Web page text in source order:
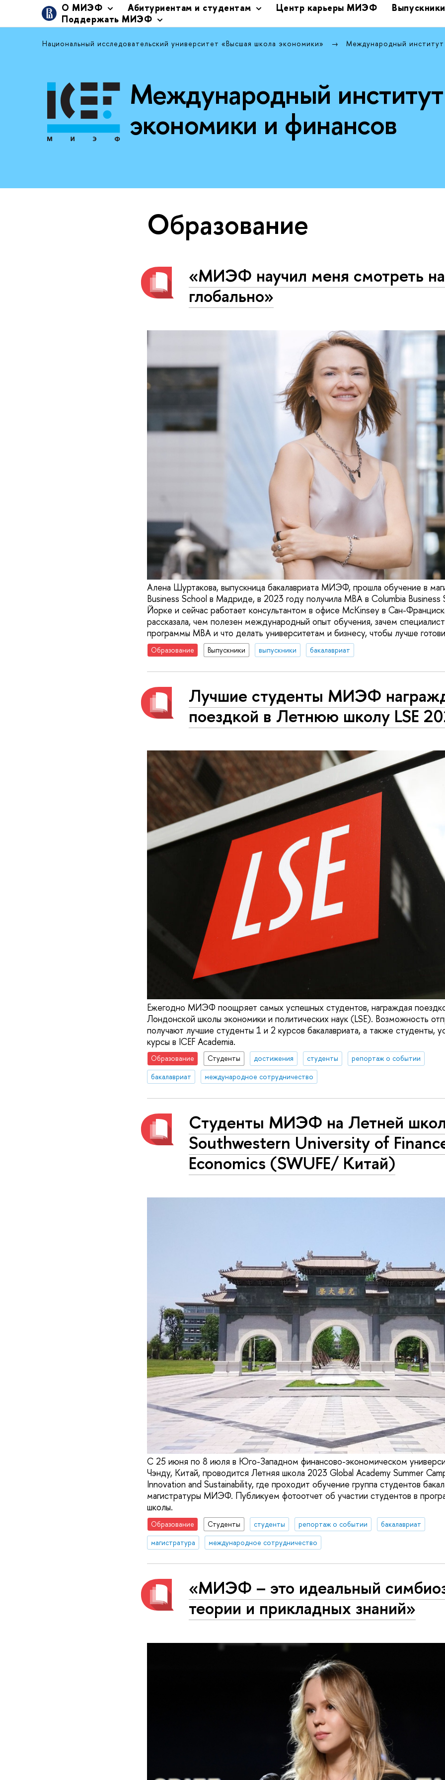
О МИЭФ Абитуриентам и студентам Центр карьеры МИЭФ
Выпускники
Поддержать МИЭФ
Национальный исследовательский университет «Высшая школа экономики» Международный
Международный институт
экономики и финансов
Образование
«МИЭФ научил меня смотреть
глобально»
Алена Шуртакова, выпускница бакалавриата МИЭФ, прошла обучение в
Business School в Мадриде, в 2023 году получила MBA в Columbia
Йорке и сейчас работает консультантом в офисе McKinsey в Сан-
рассказала, чем полезен международный опыт обучения, зачем
программы МВА и что делать университетам и бизнесу, чтобы лучше
Образование Выпускники выпускники бакалавриат
Лучшие студенты МИЭФ
поездкой в Летнюю школу LSE
Ежегодно МИЭФ поощряет самых успешных студентов, награждая
Лондонской школы экономики и политических наук (LSE). Возможность
получают лучшие студенты 1 и 2 курсов бакалавриата, а также студенты,
курсы в ICEF Academia.
Образование Студенты достижения студенты
репортаж о событии
бакалавриат
международное сотрудничество
Студенты МИЭФ на Летней
Southwestern University of
Economics (SWUFE/ Китай)
С 25 июня по 8 июля в Юго-Западном финансово-экономическом
Чэнду, Китай, проводится Летняя школа 2023 Global Academy Summer
Innovation and Sustainability, где проходит обучение группа студентов
магистратуры МИЭФ. Публикуем фотоотчет об участии студентов в
школы.
Образование Студенты студенты репортаж о событии
бакалавриат
магистратура
международное сотрудничество
«МИЭФ – это идеальный
теории и прикладных знаний»